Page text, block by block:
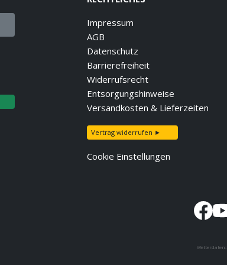
Impressum
AGB
Datenschutz
Barrierefreiheit
Widerrufsrecht
Entsorgungshinweise
Versandkosten & Lieferzeiten
Vertrag widerrufen ►
Cookie Einstellungen
Wetterdaten: